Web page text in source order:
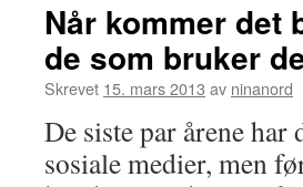
Når kommer det
de som bruker
Skrevet 15. mars 2013 av ninanord
De siste par årene
sosiale medier, men